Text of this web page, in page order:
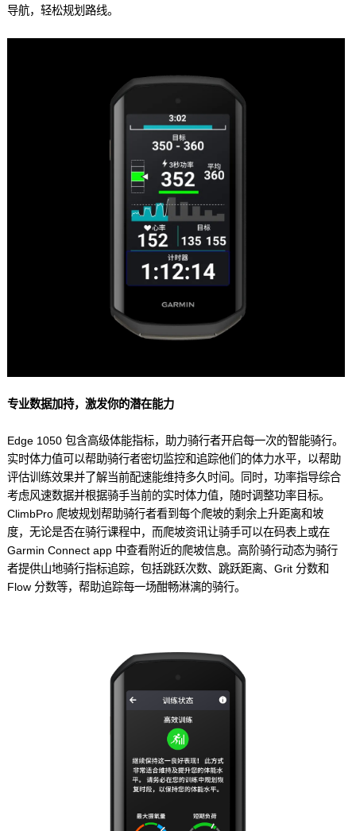
导航，轻松规划路线。
专业数据加持，激发你的潜在能力
Edge 1050 包含高级体能指标，助力骑行者开启每一次的智能骑行。
实时体力值可以帮助骑行者密切监控和追踪他们的体力水平，以帮助
评估训练效果并了解当前配速能维持多久时间。同时，功率指导综合
考虑风速数据并根据骑手当前的实时体力值，随时调整功率目标。
ClimbPro 爬坡规划帮助骑行者看到每个爬坡的剩余上升距离和坡
度，无论是否在骑行课程中，而爬坡资讯让骑手可以在码表上或在
Garmin Connect app 中查看附近的爬坡信息。高阶骑行动态为骑行
者提供山地骑行指标追踪，包括跳跃次数、跳跃距离、Grit 分数和
Flow 分数等，帮助追踪每一场酣畅淋漓的骑行。